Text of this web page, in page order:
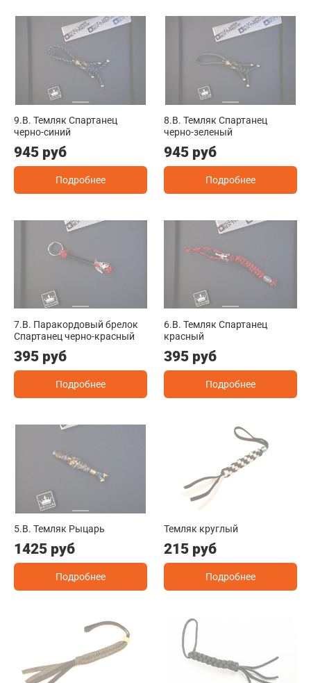
9.B. Темляк Спартанец
черно-синий
945 руб
Подробнее
8.B. Темляк Спартанец
черно-зеленый
945 руб
Подробнее
7.B. Паракордовый брелок
Спартанец черно-красный
395 руб
Подробнее
6.B. Темляк Спартанец
красный
395 руб
Подробнее
5.B. Темляк Рыцарь
1425 руб
Подробнее
Темляк круглый
215 руб
Подробнее